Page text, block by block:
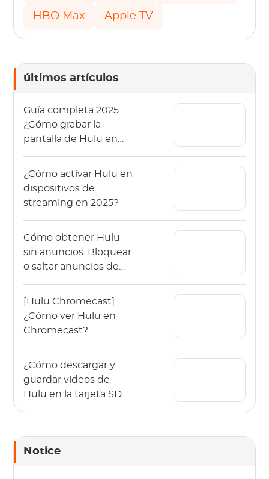
HBO Max Apple TV
últimos artículos
Guía completa 2025:
¿Cómo grabar la
pantalla de Hulu en
o?
¿Cómo activar Hulu en
dispositivos de
streaming en 2025?
Cómo obtener Hulu
sin anuncios: Bloquear
o saltar anuncios de
2025)
[Hulu Chromecast]
¿Cómo ver Hulu en
Chromecast?
¿Cómo descargar y
guardar videos de
Hulu en la tarjeta SD
Notice